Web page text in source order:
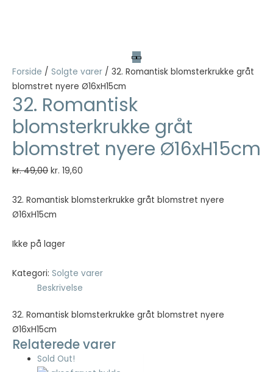
Forside / Solgte varer / 32. Romantisk blomsterkrukke gråt
blomstret nyere Ø16xH15cm
32. Romantisk
blomsterkrukke gråt
blomstret nyere Ø16xH15cm
kr.49,00 Den
pris
var:
kr. 19,60
pris
32. Romantisk blomsterkrukke gråt blomstret nyere
Ø16xH15cm
Ikke på lager
Kategori: Solgte varer
Beskrivelse
32. Romantisk blomsterkrukke gråt blomstret nyere
Ø16xH15cm
Relaterede varer
Sold Out!
med at gøre en
hjemmeside
brugbar ved at
aktivere
funktioner
såsom side-
navigation og
adgang til sikre
områder af
Hjemmesiden
kan ikke fungere
disse cookies.
Statistisk
Statistisk
hjælper
webstedsejere
med at forstå,
hvordan de
besøgende